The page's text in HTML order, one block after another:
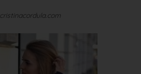
cristinacordula.com